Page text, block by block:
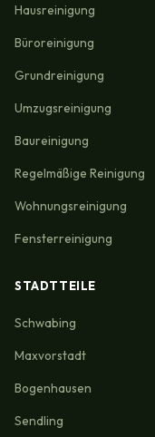
Hausreinigung
Büroreinigung
Grundreinigung
Umzugsreinigung
Baureinigung
Regelmäßige Reinigung
Wohnungsreinigung
Fensterreinigung
STADTTEILE
Schwabing
Maxvorstadt
Bogenhausen
Sendling